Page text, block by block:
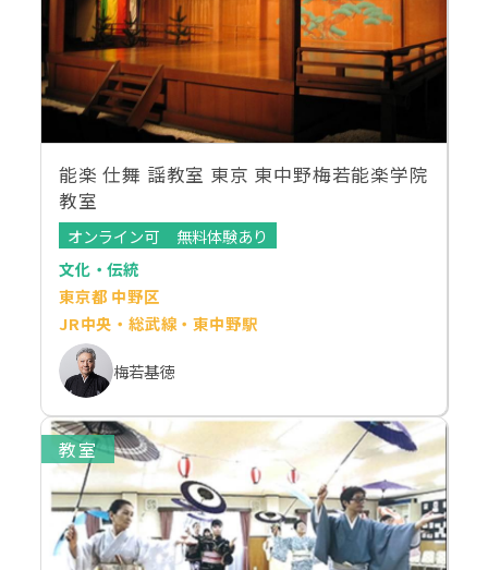
能楽 仕舞 謡教室 東京 東中野梅若能楽学院
教室
オンライン可
無料体験あり
文化・伝統
東京都 中野区
JR中央・総武線・東中野駅
梅若基徳
教室